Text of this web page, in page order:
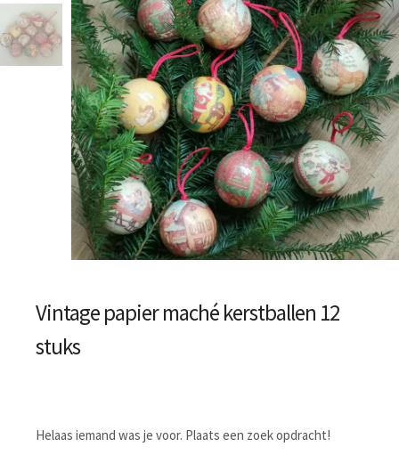
Vintage papier maché kerstballen 12
stuks
Helaas iemand was je voor. Plaats een zoek opdracht!